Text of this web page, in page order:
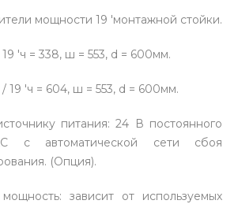
мощности 19 'монтажной стойки.
19 'ч = 338, ш = 553, d = 600мм.
/ 19 'ч = 604, ш = 553, d = 600мм.
питания: 24 В постоянного
с автоматической сети сбоя
(Опция).
зависит от используемых